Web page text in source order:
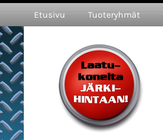
Etusivu Tuoteryhmät